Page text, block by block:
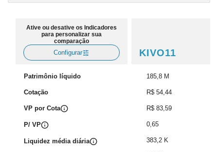
Ative ou desative os Indicadores
para personalizar sua
comparação
Configurar
Patrimônio líquido
Cotação
VP por Cota
P/ VP
Liquidez média diária
KIVO11
185,8 M
R$ 54,44
R$ 83,59
0,65
383,2 K